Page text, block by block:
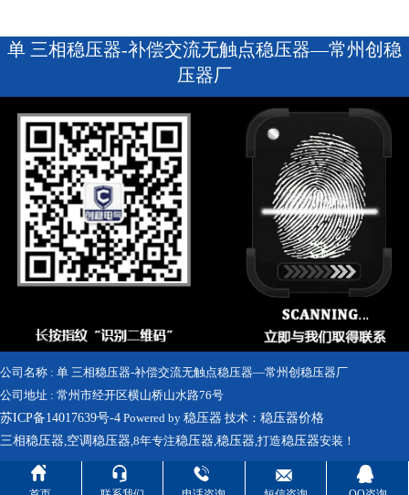
单 三相稳压器-补偿交流无触点稳压器—常州创稳
压器厂
公司名称 : 单 三相稳压器-补偿交流无触点稳压器—常州创稳压器厂
公司地址 : 常州市经开区横山桥山水路76号
苏ICP备14017639号-4 Powered by 稳压器 技术： 稳压器价格
三相稳压器,空调稳压器,8年专注稳压器,稳压器,打造稳压器安装！
    